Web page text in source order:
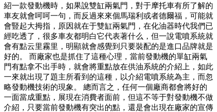
紹一款發動機時，如果說雙缸兩氣門，對于摩托車有所了解的
車友就會呵呵一句，而反過來來個馬瑞利或者德爾福，可能就
會豎起大拇指，原因就在于雙缸兩氣門，在化油器時代我們已
經吃透了，很多車友都明白它代表著什么，但一說電噴系統就
會有點云里霧里，明顯就會感覺到只要裝配的是進口品牌就是
好的。 而廠家也是抓住了這種心理，當前發動機的單缸兩氣
門有點拿不出手時，就會將重點放在供油系統的介紹上，如此
一來就出現了題主所看到的這種，以介紹電噴系統為主，而忽
略發動機技術的現象。 總而言之，任何一個廠商都會將好的
一面當成重點，展現在消費者面前，但這不等于對發動機不做
介紹，只要當前發動機有突出的點，還是會出現在廠家的宣傳